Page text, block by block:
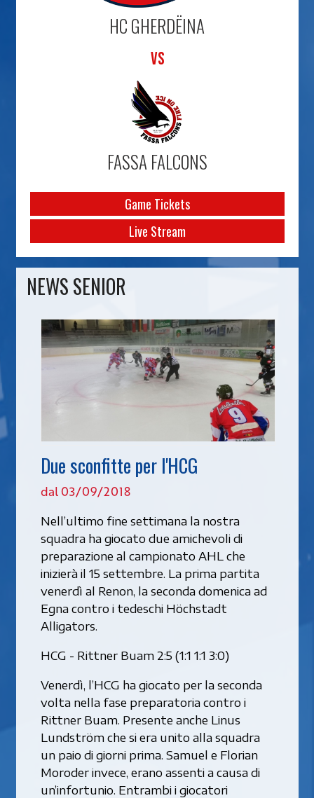
HC GHERDËINA
VS
FASSA FALCONS
Game Tickets
Live Stream
NEWS SENIOR
Due sconfitte per l'HCG
dal 03/09/2018
Nell’ultimo fine settimana la nostra
squadra ha giocato due amichevoli di
preparazione al campionato AHL che
inizierà il 15 settembre. La prima partita
venerdì al Renon, la seconda domenica ad
Egna contro i tedeschi Höchstadt
Alligators.
HCG - Rittner Buam 2:5 (1:1 1:1 3:0)
Venerdì, l’HCG ha giocato per la seconda
volta nella fase preparatoria contro i
Rittner Buam. Presente anche Linus
Lundström che si era unito alla squadra
un paio di giorni prima. Samuel e Florian
Moroder invece, erano assenti a causa di
un’infortunio. Entrambi i giocatori